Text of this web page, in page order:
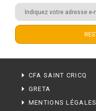
CFA SAINT CRICQ
GRETA
MENTIONS LÉGALES